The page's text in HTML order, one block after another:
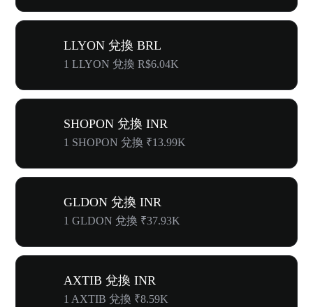
LLYON 兌換 BRL
1 LLYON 兌換 R$6.04K
SHOPON 兌換 INR
1 SHOPON 兌換 ₹13.99K
GLDON 兌換 INR
1 GLDON 兌換 ₹37.93K
AXTIB 兌換 INR
1 AXTIB 兌換 ₹8.59K